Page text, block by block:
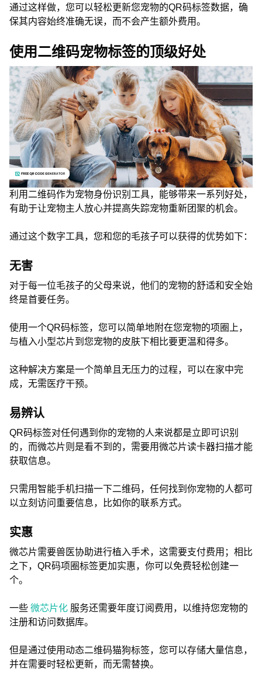
通过这样做，您可以轻松更新您宠物的QR码标签数据，确
保其内容始终准确无误，而不会产生额外费用。
使用二维码宠物标签的顶级好处
利用二维码作为宠物身份识别工具，能够带来一系列好处，
有助于让宠物主人放心并提高失踪宠物重新团聚的机会。
通过这个数字工具，您和您的毛孩子可以获得的优势如下：
无害
对于每一位毛孩子的父母来说，他们的宠物的舒适和安全始
终是首要任务。
使用一个QR码标签，您可以简单地附在您宠物的项圈上，
与植入小型芯片到您宠物的皮肤下相比要更温和得多。
这种解决方案是一个简单且无压力的过程，可以在家中完
成，无需医疗干预。
易辨认
QR码标签对任何遇到你的宠物的人来说都是立即可识别
的，而微芯片则是看不到的，需要用微芯片读卡器扫描才能
获取信息。
只需用智能手机扫描一下二维码，任何找到你宠物的人都可
以立刻访问重要信息，比如你的联系方式。
实惠
微芯片需要兽医协助进行植入手术，这需要支付费用；相比
之下，QR码项圈标签更加实惠，你可以免费轻松创建一
个。
一些 微芯片化 服务还需要年度订阅费用，以维持您宠物的
注册和访问数据库。
但是通过使用动态二维码猫狗标签，您可以存储大量信息，
并在需要时轻松更新，而无需替换。